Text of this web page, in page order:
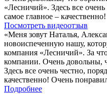
«Лесничий». Здесь все
самое главное – качественно!
Посмотреть видеоотзыв
«Меня зовут Наталья,
новоиспеченную нашу,
компания «Лесничий». За
компании. Очень довольны,
Здесь все очень честно,
качественно! Очень
Подробнее